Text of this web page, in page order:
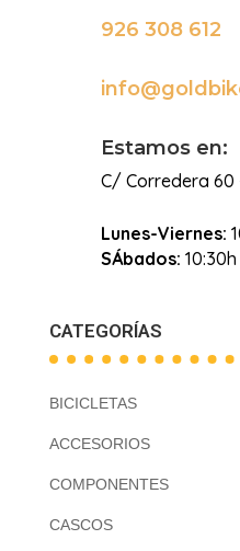
926 308 612
Estamos en:
C/ Corredera 60
Lunes-Viernes:
SÁbados:
CATEGORÍAS
BICICLETAS
ACCESORIOS
COMPONENTES
CASCOS